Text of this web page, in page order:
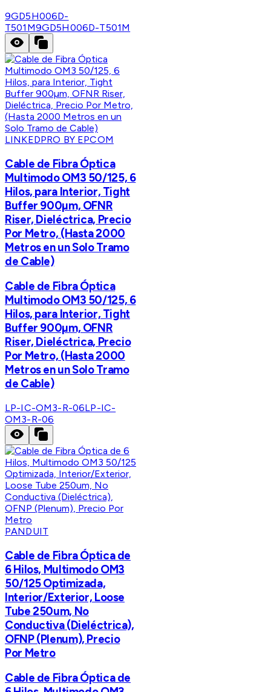
9GD5H006D-
T501M9GD5H006D-T501M
LINKEDPRO BY EPCOM
Cable de Fibra Óptica
Multimodo OM3 50/125, 6
Hilos, para Interior, Tight
Buffer 900µm, OFNR
Riser, Dieléctrica, Precio
Por Metro, (Hasta 2000
Metros en un Solo Tramo
de Cable)
Cable de Fibra Óptica
Multimodo OM3 50/125, 6
Hilos, para Interior, Tight
Buffer 900µm, OFNR
Riser, Dieléctrica, Precio
Por Metro, (Hasta 2000
Metros en un Solo Tramo
de Cable)
LP-IC-OM3-R-06LP-IC-
OM3-R-06
PANDUIT
Cable de Fibra Óptica de
6 Hilos, Multimodo OM3
50/125 Optimizada,
Interior/Exterior, Loose
Tube 250um, No
Conductiva (Dieléctrica),
OFNP (Plenum), Precio
Por Metro
Cable de Fibra Óptica de